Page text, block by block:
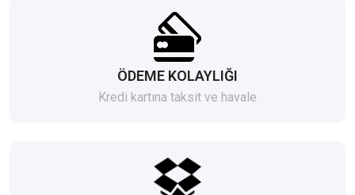
ÖDEME KOLAYLIĞI
Kredi kartına taksit ve havale